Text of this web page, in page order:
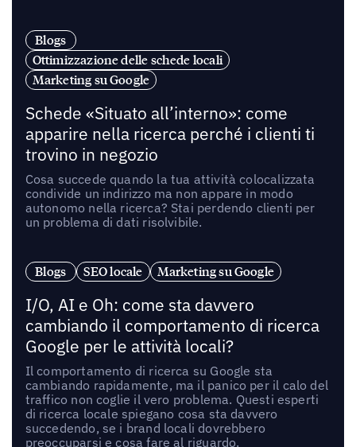
Blogs
Ottimizzazione delle schede locali
Marketing su Google
Schede «Situato all’interno»: come
apparire nella ricerca perché i clienti ti
trovino in negozio
Cosa succede quando la tua attività colocalizzata
condivide un indirizzo ma non appare in modo
autonomo nella ricerca? Stai perdendo clienti per
un problema di dati risolvibile.
Blogs SEO locale Marketing su Google
I/O, AI e Oh: come sta davvero
cambiando il comportamento di ricerca
Google per le attività locali?
Il comportamento di ricerca su Google sta
cambiando rapidamente, ma il panico per il calo del
traffico non coglie il vero problema. Questi esperti
di ricerca locale spiegano cosa sta davvero
succedendo, se i brand locali dovrebbero
preoccuparsi e cosa fare al riguardo.